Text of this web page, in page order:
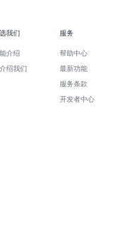
我们
介绍
绍我们
服务
帮助中心
最新功能
服务条款
开发者中心